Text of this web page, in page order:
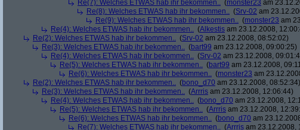
Re(7): Welches ETWAS hab ihr bekommen.. (monster23 am
Re(8): Welches ETWAS hab ihr bekommen.. (Srv-02 am
Re(9): Welches ETWAS hab ihr bekommen.. (monster23 am
Re(4): Welches ETWAS hab ihr bekommen.. (Alkestis am 23.12.2008,
Re(2): Welches ETWAS hab ihr bekommen.. (Srv-02 am 23.12.2008, 08:52:02)
Re(3): Welches ETWAS hab ihr bekommen.. (bart99 am 23.12.2008, 09:00:25)
Re(4): Welches ETWAS hab ihr bekommen.. (Srv-02 am 23.12.2008,
Re(5): Welches ETWAS hab ihr bekommen.. (bart99 am 23.12.2008,
Re(6): Welches ETWAS hab ihr bekommen.. (monster23 am
Re(2): Welches ETWAS hab ihr bekommen.. (bono_d70 am 23.12.2008, 08:52:34)
Re(3): Welches ETWAS hab ihr bekommen.. (Arrris am 23.12.2008, 12:06:44)
Re(4): Welches ETWAS hab ihr bekommen.. (bono_d70 am 23.12.2008,
Re(5): Welches ETWAS hab ihr bekommen.. (Arrris am 23.12.2008,
Re(6): Welches ETWAS hab ihr bekommen.. (bono_d70 am
Re(7): Welches ETWAS hab ihr bekommen.. (Arrris am 23.12.2008,